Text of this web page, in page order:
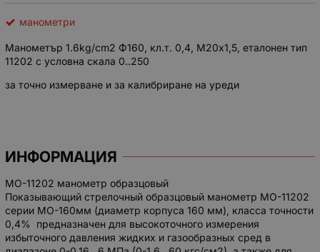
манометри
Манометър 1.6kg/cm2 Ф160, кл.т. 0,4, М20х1,5, еталонен тип
11202 с условна скала 0..250
за точно измерване и за калибриране на уреди
ИНФОРМАЦИЯ
МО-11202 манометр образцовый
Показывающий стрелочный образцовый манометр МО-11202
серии МО-160мм (диаметр корпуса 160 мм), класса точности
0,4% предназначен для высокоточного измерения
избыточного давления жидких и газообразных сред в